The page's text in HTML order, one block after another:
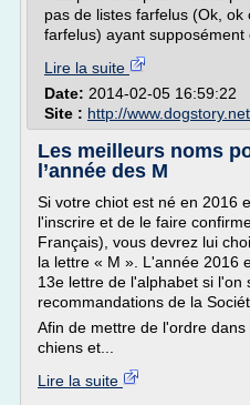
pas de listes farfelus (Ok, ok
farfelus) ayant supposément
Lire la suite
Date: 2014-02-05 16:59:22
Site : http://www.dogstory.net
Les meilleurs noms
l’année des M
Si votre chiot est né en 2016
l'inscrire et de le faire
Français), vous devrez lui
la lettre « M ». L'année 2016
13e lettre de l'alphabet si l'on
recommandations de la
Afin de mettre de l'ordre
chiens et...
Lire la suite